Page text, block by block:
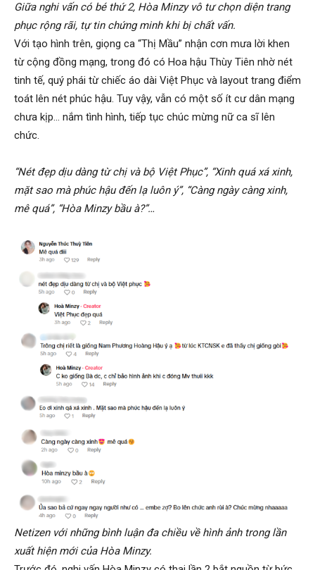
Giữa nghi vấn có bé thứ 2, Hòa Minzy vô tư chọn diện trang
phục rộng rãi, tự tin chứng minh khi bị chất vấn.
Với tạo hình trên, giọng ca “Thị Mầu” nhận cơn mưa lời khen
từ cộng đồng mạng, trong đó có Hoa hậu Thùy Tiên nhờ nét
tinh tế, quý phái từ chiếc áo dài Việt Phục và layout trang điểm
toát lên nét phúc hậu. Tuy vậy, vẫn có một số ít cư dân mạng
chưa kịp… nắm tình hình, tiếp tục chúc mừng nữ ca sĩ lên
chức.
“Nét đẹp dịu dàng từ chị và bộ Việt Phục”, “Xinh quá xá xinh,
mặt sao mà phúc hậu đến lạ luôn ý”, “Càng ngày càng xinh,
mê quá”, “Hòa Minzy bầu à?”…
Netizen với những bình luận đa chiều về hình ảnh trong lần
xuất hiện mới của Hòa Minzy.